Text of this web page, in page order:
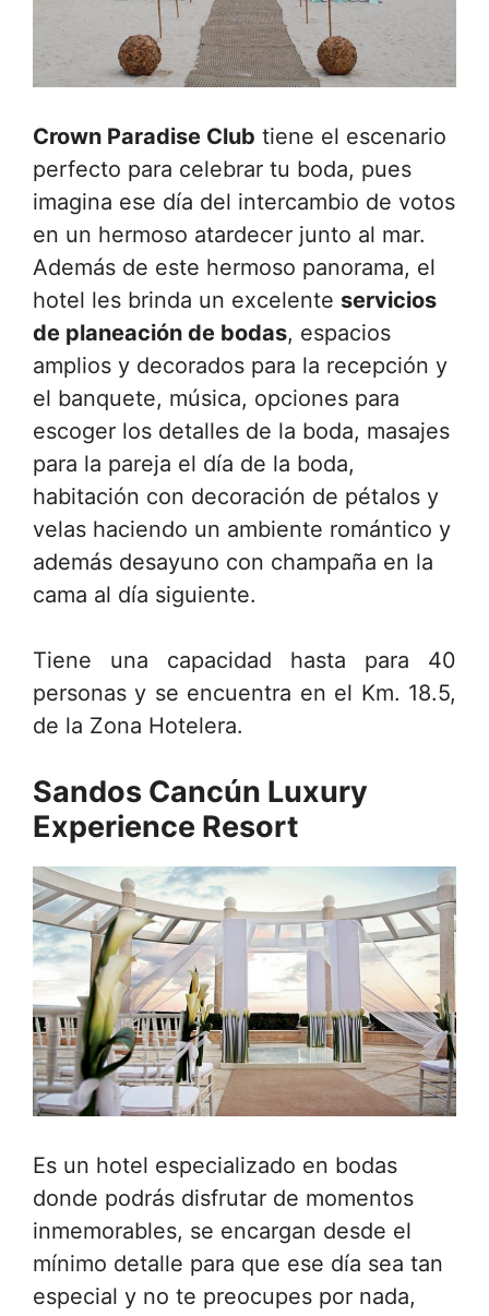
Crown Paradise Club tiene el escenario
perfecto para celebrar tu boda, pues
imagina ese día del intercambio de votos
en un hermoso atardecer junto al mar.
Además de este hermoso panorama, el
hotel les brinda un excelente servicios
de planeación de bodas, espacios
amplios y decorados para la recepción y
el banquete, música, opciones para
escoger los detalles de la boda, masajes
para la pareja el día de la boda,
habitación con decoración de pétalos y
velas haciendo un ambiente romántico y
además desayuno con champaña en la
cama al día siguiente.
Tiene una capacidad hasta para 40
personas y se encuentra en el Km. 18.5,
de la Zona Hotelera.
Sandos Cancún Luxury
Experience Resort
Es un hotel especializado en bodas
donde podrás disfrutar de momentos
inmemorables, se encargan desde el
mínimo detalle para que ese día sea tan
especial y no te preocupes por nada,